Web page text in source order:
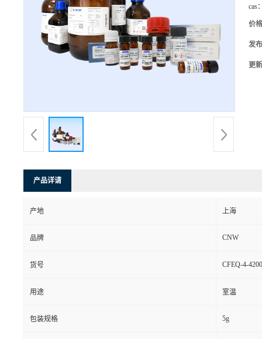
cas
价
发
更
产品详请
产地 上海
品牌 CNW
货号 CFEQ-4-
用途 室温
包装规格 5g